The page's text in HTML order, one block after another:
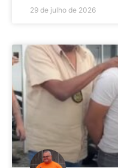
29 de julho de 2026